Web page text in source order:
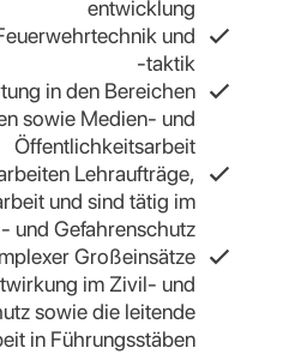
entwicklung
und
-taktik
in den Bereichen
sowie Medien- und
Öffentlichkeitsarbeit
Lehraufträge,
und sind tätig im
und Gefahrenschutz
Großeinsätze
im Zivil- und
sowie die leitende
in Führungsstäben